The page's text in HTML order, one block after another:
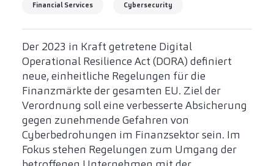
Financial Services Cybersecurity
Der 2023 in Kraft getretene Digital
Operational Resilience Act (DORA) definiert
neue, einheitliche Regelungen für die
Finanzmärkte der gesamten EU. Ziel der
Verordnung soll eine verbesserte Absicherung
gegen zunehmende Gefahren von
Cyberbedrohungen im Finanzsektor sein. Im
Fokus stehen Regelungen zum Umgang der